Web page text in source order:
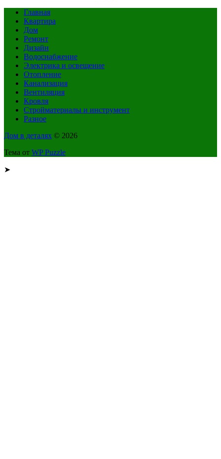
Главная
Квартира
Дом
Ремонт
Дизайн
Водоснабжение
Электрика и освещение
Отопление
Канализация
Вентиляция
Кровля
Стройматериалы и инструмент
Разное
Дом в деталях © 2026
Тема от WP Puzzle
➤